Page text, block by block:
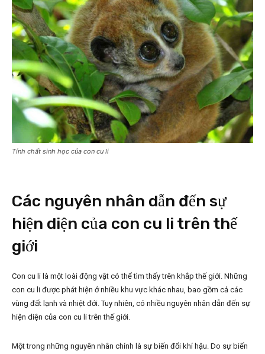
Tính chất sinh học của con cu li
Các nguyên nhân dẫn đến sự
hiện diện của con cu li trên thế
giới
Con cu li là một loài động vật có thể tìm thấy trên khắp thế giới. Những
con cu li được phát hiện ở nhiều khu vực khác nhau, bao gồm cả các
vùng đất lạnh và nhiệt đới. Tuy nhiên, có nhiều nguyên nhân dẫn đến sự
hiện diện của con cu li trên thế giới.
Một trong những nguyên nhân chính là sự biến đổi khí hậu. Do sự biến